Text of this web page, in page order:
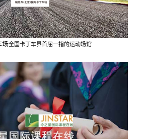
场全国卡丁车界首屈一指的运动场馆